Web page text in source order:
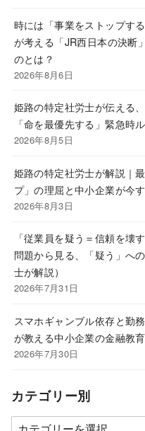
時には「事業をストップす
が考える「JR西日本の決断
のとは？
2026年8月6日
姫路の特定社労士が伝える
「命を最優先する」緊急時
2026年8月5日
姫路の特定社労士が解説｜
プ」の理屈と中小企業が今
2026年8月3日
「従業員を疑う＝信頼を壊
問題から見る、「疑う」へ
士が解説）
2026年7月31日
スマホギャンブル依存と勤
が教える中小企業の金融教
2026年7月30日
カテゴリー別
カ